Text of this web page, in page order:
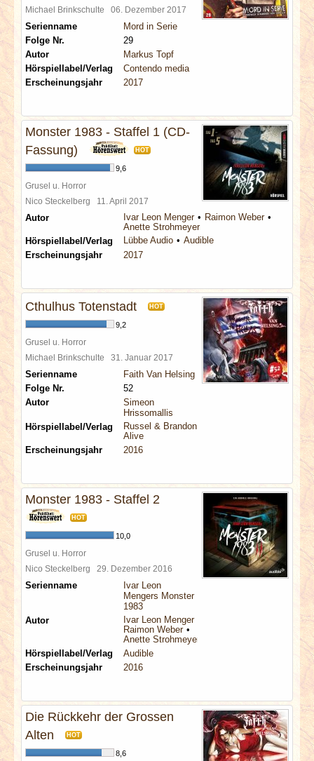
Michael Brinkschulte 06. Dezember 2017
Serienname
Mord in Serie
Folge Nr.
29
Autor
Markus Topf
Hörspiellabel/Verlag
Contendo media
Erscheinungsjahr
2017
Monster 1983 - Staffel 1 (CD-
Fassung)
HOT
9,6
Grusel u. Horror
Nico Steckelberg 11. April 2017
Autor Ivar Leon Menger
Raimon Weber
Anette Strohmeyer
Hörspiellabel/Verlag
Lübbe Audio
Audible
Erscheinungsjahr
2017
Cthulhus Totenstadt HOT
9,2
Grusel u. Horror
Michael Brinkschulte 31. Januar 2017
Serienname
Faith Van Helsing
Folge Nr.
52
Autor
Simeon
Hrissomallis
Hörspiellabel/Verlag
Russel & Brandon
Alive
Erscheinungsjahr
2016
Monster 1983 - Staffel 2
HOT
10,0
Grusel u. Horror
Nico Steckelberg 29. Dezember 2016
Serienname
Ivar Leon
Mengers Monster
1983
Autor
Ivar Leon Menger
Raimon Weber
Anette Strohmeyer
Hörspiellabel/Verlag
Audible
Erscheinungsjahr
2016
Die Rückkehr der Grossen
Alten
HOT
8,6